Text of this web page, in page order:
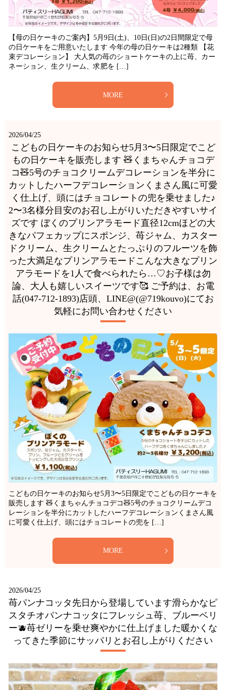
【母の日ケーキのご案内】5月9日(土)、10日(日)の2日間限定で母
の日ケーキをご用意いたします 今年の母の日ケーキは2種類 【花
束デコレーション】 大人気の苺のショートケーキの上に苺、カー
ネーション、生クリーム、求肥を […]
MORE
2026/04/25
こどもの日ケーキのお知らせ5月3〜5日限定でこど
もの日ケーキを販売します 🧸くまちゃんチョコデ
コ🧸5号のチョコクリームデコレーションを半分に
カットしたハーフデコレーションくまさん風に可愛
く仕上げ、頭にはチョコレートの兜を乗せました♪
2〜3名様分目安のお召し上がりいただきやすいサイ
ズです ぼくのプリンアラモード直径12cmほどの大
きなパフェカップにスポンジ、苺ジャム、カスター
ドクリーム、生クリームとたっぷりのフルーツを飾
った大満足なプリンアラモードこんな大きなプリン
アラモードを1人で食べられたら…♡お子様は勿
論、大人も嬉しいスイーツです🥰 ご予約は、お電
話(047-712-1893)店頭、LINE@(@719kouvo)にてお
気軽にお問い合わせください
こどもの日ケーキのお知らせ5月3〜5日限定でこどもの日ケーキを
販売します 🧸くまちゃんチョコデコ🧸5号のチョコクリームデコ
レーションを半分にカットしたハーフデコレーションくまさん風
に可愛く仕上げ、頭にはチョコレートの兜を […]
MORE
2026/04/25
苺パンナコッタ先日から登場しています滑らかなピ
スタチオパンナコッタにフレッシュ苺、ブルーベリ
ー🫐苺ゼリーを乗せ爽やかに仕上げました暖かくな
ってきた季節にサッパリとお召し上がりください